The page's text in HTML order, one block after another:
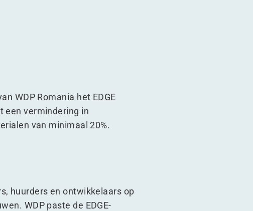
WDP Romania het EDGE
een vermindering in
van minimaal 20%.
huurders en ontwikkelaars op
WDP paste de EDGE-